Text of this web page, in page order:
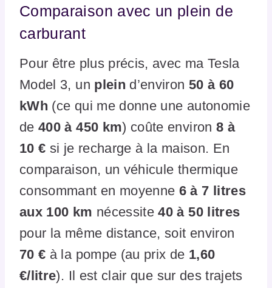
Comparaison avec un plein de
carburant
Pour être plus précis, avec ma Tesla
Model 3, un plein d’environ 50 à 60
kWh (ce qui me donne une autonomie
de400 à 450 km) coûte environ 8 à
10 € si je recharge à la maison. En
comparaison, un véhicule thermique
consommant en moyenne 6 à 7 litres
aux 100 km nécessite40 à 50 litres
pour la même distance, soit environ
70 € à la pompe (au prix de 1,60
€/litre). Il est clair que sur des trajets